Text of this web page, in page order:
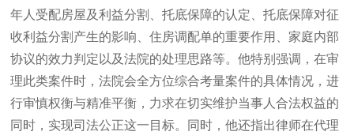
年人受配房屋及利益分割、托底保障的认定、托底保障对征
收利益分割产生的影响、住房调配单的重要作用、家庭内部
协议的效力判定以及法院的处理思路等。他特别强调，在审
理此类案件时，法院会全方位综合考量案件的具体情况，进
行审慎权衡与精准平衡，力求在切实维护当事人合法权益的
同时，实现司法公正这一目标。同时，他还指出律师在代理